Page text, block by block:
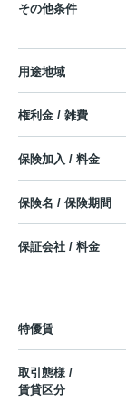
その他条件
用途地域
権利金 / 雑費
保険加入 / 料金
保険名 / 保険期間
保証会社 / 料金
特優賃
取引態様 /
賃貸区分